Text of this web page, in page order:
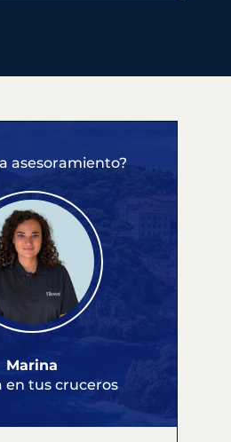
asesoramiento?
Marina
en tus cruceros